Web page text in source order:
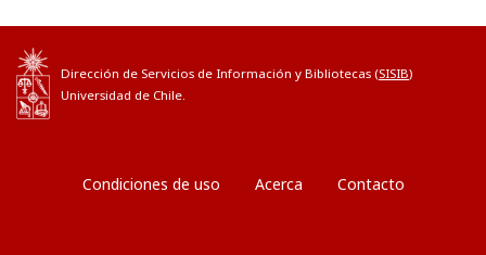
Dirección de Servicios de Información y Bibliotecas (SISIB)
Universidad de Chile.
Condiciones de uso Acerca Contacto